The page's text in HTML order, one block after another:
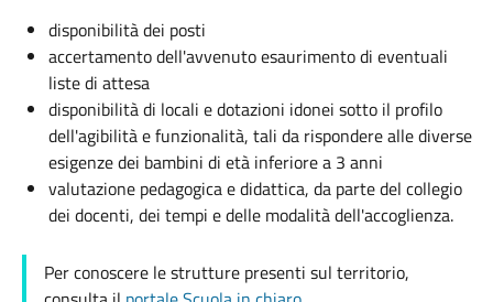
disponibilità dei posti
accertamento dell'avvenuto esaurimento di eventuali
liste di attesa
disponibilità di locali e dotazioni idonei sotto il profilo
dell'agibilità e funzionalità, tali da rispondere alle diverse
esigenze dei bambini di età inferiore a 3 anni
valutazione pedagogica e didattica, da parte del collegio
dei docenti, dei tempi e delle modalità dell'accoglienza.
Per conoscere le strutture presenti sul territorio,